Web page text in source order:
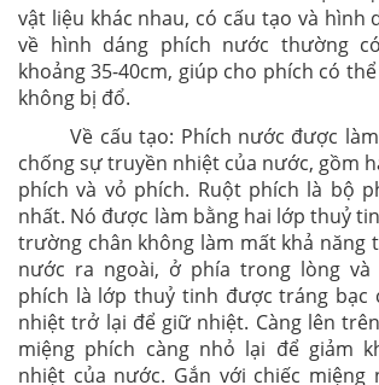
vật liệu khác nhau, có cấu tạo và hình
về hình dáng phích nước thường
khoảng 35-40cm, giúp cho phích có
không bị đổ.
Về cấu tạo: Phích nước được
chống sự truyền nhiệt của nước, gồm
phích và vỏ phích. Ruột phích là bộ
nhất. Nó được làm bằng hai lớp thuỷ
trường chân không làm mất khả năng
nước ra ngoài, ở phía trong lòng
phích là lớp thuỷ tinh được tráng bạc
nhiệt trở lại để giữ nhiệt. Càng lên
miệng phích càng nhỏ lại để giảm
nhiệt của nước. Gắn với chiếc miệng